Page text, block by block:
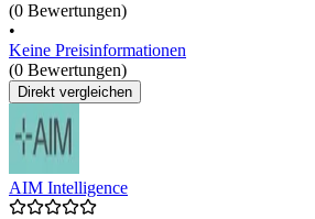
(0 Bewertungen)
•
Keine Preisinformationen
(0 Bewertungen)
Direkt vergleichen
AIM Intelligence